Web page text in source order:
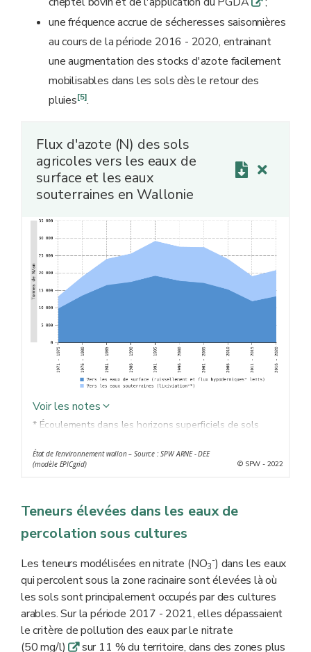
q
une fréquence accrue de sécheresses saisonnières
au cours de la période 2016 - 2020, entrainant
une augmentation des stocks d'azote facilement
mobilisables dans les sols dès le retour des
pluies[5].
Flux d'azote (N) des sols
agricoles vers les eaux de
surface et les eaux
souterraines en Wallonie
Voir les notes
* Écoulements dans les horizons superficiels de sols
percolation vers les horizons de sol plus profonds
État de l'environnement wallon – Source : SPW ARNE - DEE
(modèle EPICgrid)
© SPW - 2022
Teneurs élevées dans les eaux de
percolation sous cultures
Les teneurs modélisées en nitrate (NO3
-) dans les eaux
qui percolent sous la zone racinaire sont élevées là où
les sols sont principalement occupés par des cultures
arables. Sur la période 2017 - 2021, elles dépassaient
le critère de pollution des eaux par le nitrate
(50 mg/l)qsur 11 % du territoire, dans des zones plus